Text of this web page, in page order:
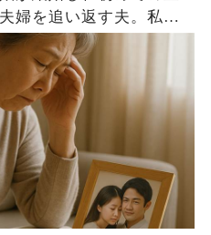
婦を追い返す夫。私
夫「落ち着いて聞け…